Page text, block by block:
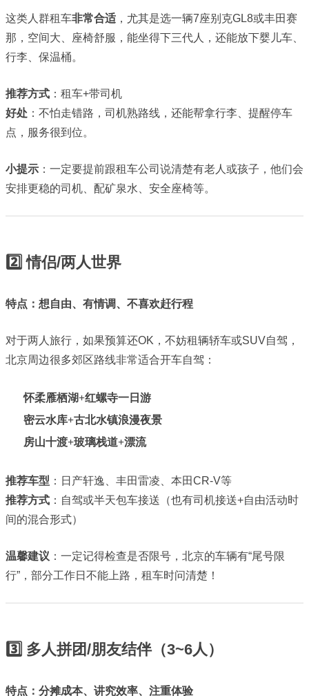
这类人群租车非常合适 ，尤其是选一辆7座别克GL8或丰田赛
那，空间大、座椅舒服，能坐得下三代人，还能放下婴儿车、
行李、保温桶。
推荐方式 ：租车+带司机
好处 ：不怕走错路，司机熟路线，还能帮拿行李、提醒停车
点，服务很到位。
小提示 ：一定要提前跟租车公司说清楚有老人或孩子，他们会
安排更稳的司机、配矿泉水、安全座椅等。
2️⃣ 情侣/两人世界
特点：想自由、有情调、不喜欢赶行程
对于两人旅行，如果预算还OK，不妨租辆轿车或SUV自驾，
北京周边很多郊区路线非常适合开车自驾：
怀柔雁栖湖+红螺寺一日游
密云水库+古北水镇浪漫夜景
房山十渡+玻璃栈道+漂流
推荐车型 ：日产轩逸、丰田雷凌、本田CR-V等
推荐方式 ：自驾或半天包车接送（也有司机接送+自由活动时
间的混合形式）
温馨建议 ：一定记得检查是否限号，北京的车辆有“尾号限
行”，部分工作日不能上路，租车时问清楚！
3️⃣ 多人拼团/朋友结伴（3~6人）
特点：分摊成本、讲究效率、注重体验